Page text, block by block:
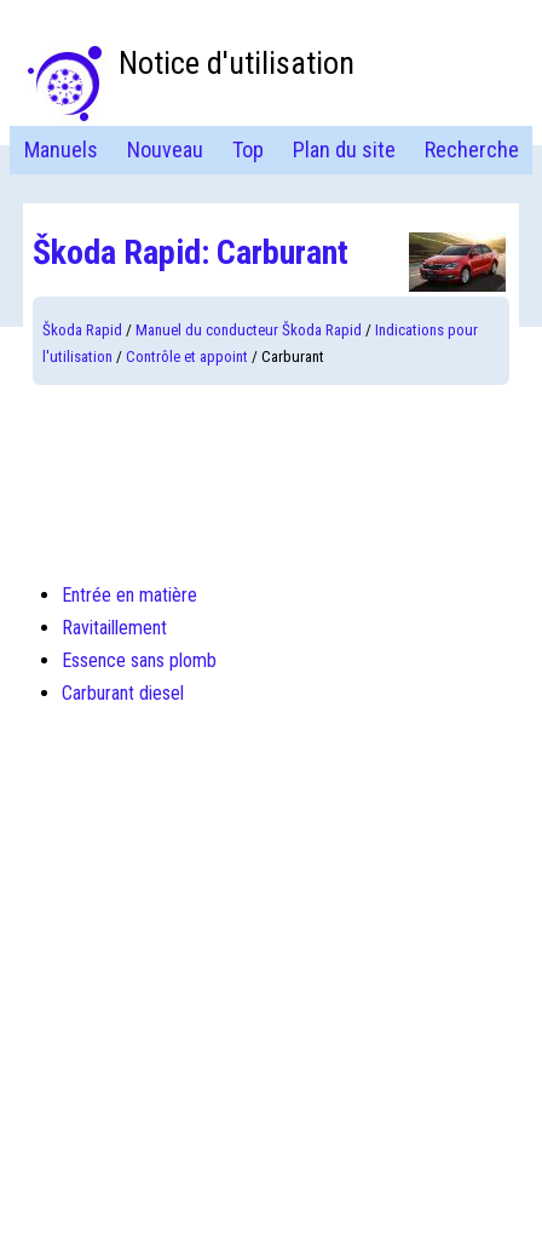
Notice d'utilisation
Manuels Nouveau Top Plan du site Recherche
Škoda Rapid: Carburant
Škoda Rapid /Manuel du conducteur Škoda Rapid /Indications pour
l'utilisation /Contrôle et appoint / Carburant
Entrée en matière
Ravitaillement
Essence sans plomb
Carburant diesel